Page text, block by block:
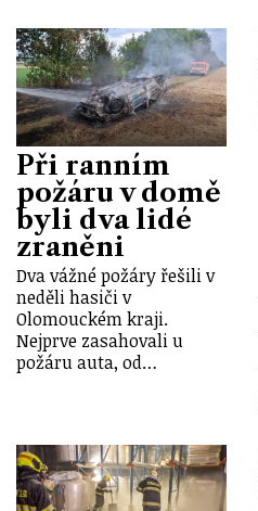
Při ranním
požáru v domě
byli dva lidé
zraněni
Dva vážné požáry řešili v
neděli hasiči v
Olomouckém kraji.
Nejprve zasahovali u
požáru auta, od…